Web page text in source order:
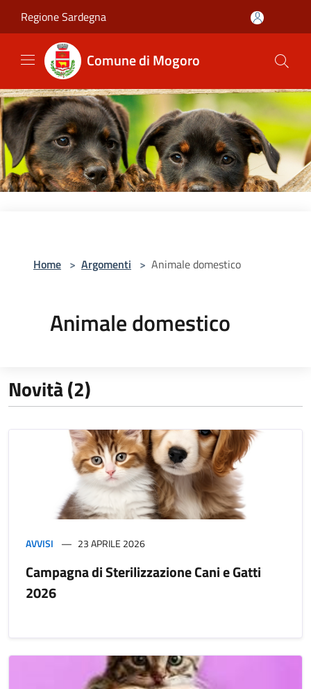
Regione Sardegna
Comune di Mogoro
Home > Argomenti > Animale domestico
Animale domestico
Novità (2)
AVVISI 23 APRILE 2026
Campagna di Sterilizzazione Cani e Gatti
2026